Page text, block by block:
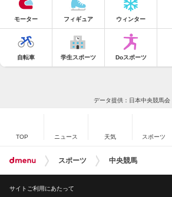
モーター フィギュア ウィンター
自転車 学生スポーツ Doスポーツ
データ提供：日本中央競馬会
TOP ニュース 天気 スポーツ
スポーツ 中央競馬
サイトご利用にあたって